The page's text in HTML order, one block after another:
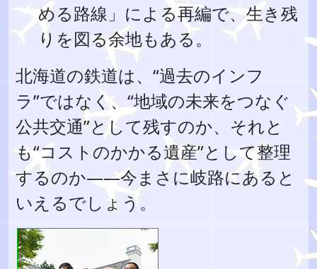
める路線」による再編で、生き残
りを図る余地もある。
北海道の鉄道は、“過去のインフ
ラ”ではなく、“地域の未来をつなぐ
公共交通”として残すのか、それと
も“コストのかかる遺産”として整理
するのか――今まさに岐路にあると
いえるでしょう。